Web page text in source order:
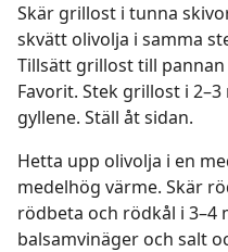
Skär grillost i tunna
skvätt olivolja i samma
Tillsätt grillost till
Favorit. Stek grillost i
gyllene. Ställ åt sidan.
Hetta upp olivolja i en
medelhög värme. Skär
rödbeta och rödkål i 3–4
balsamvinäger och salt